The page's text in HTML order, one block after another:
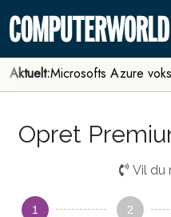
Aktuelt:Microsofts Azure
Opret
Vil du
1 2